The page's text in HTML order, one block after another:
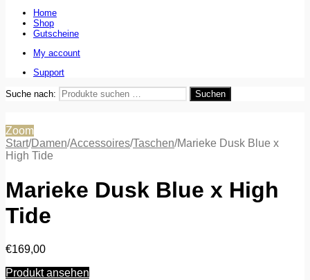
Home
Shop
Gutscheine
My account
Support
Suche nach: Suchen
Zoom
Start/Damen/Accessoires/Taschen/Marieke Dusk Blue x
High Tide
Marieke Dusk Blue x High
Tide
€169,00
Produkt ansehen